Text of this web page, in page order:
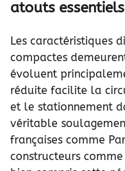
atouts
Les caractéristiques
compactes
évoluent
réduite facilite la
et le stationnement
véritable
françaises comme
constructeurs